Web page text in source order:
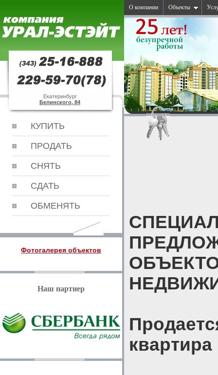
Екатеринбург
Белинского, 84
КУПИТЬ
ПРОДАТЬ
СНЯТЬ
СДАТЬ
ОБМЕНЯТЬ
Фотогалерея объектов
Наш партнер
О компании Объекты
квартира